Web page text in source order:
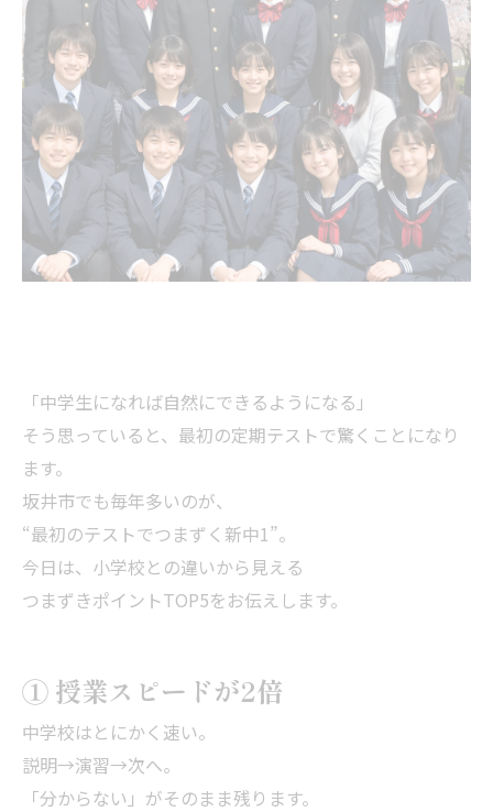
「中学生になれば自然にできるようになる」
そう思っていると、最初の定期テストで驚くことになり
ます。
坂井市でも毎年多いのが、
“最初のテストでつまずく新中1”。
今日は、小学校との違いから見える
つまずきポイントTOP5をお伝えします。
① 授業スピードが2倍
中学校はとにかく速い。
説明→演習→次へ。
「分からない」がそのまま残ります。